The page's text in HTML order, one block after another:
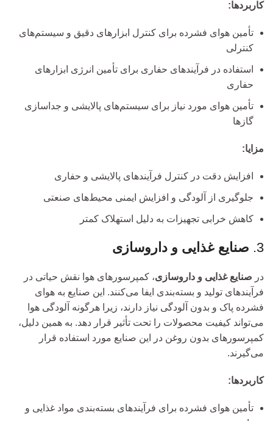
کاربردها:
تأمین هوای فشرده برای کنترل ابزارهای دقیق و سیستم‌های
کنترلی
استفاده در فرآیندهای حفاری برای تأمین انرژی ابزارهای
حفاری
تأمین هوای مورد نیاز برای سیستم‌های پالایشی و جداسازی
گازها
مزایا:
افزایش دقت در کنترل فرآیندهای پالایشی و حفاری
جلوگیری از آلودگی و افزایش ایمنی محیط‌های صنعتی
کاهش خرابی تجهیزات به دلیل استهلاک کمتر
3. صنایع غذایی و داروسازی
در صنایع غذایی و داروسازی، کمپرسورهای هوا نقش حیاتی در
فرآیندهای تولید و بسته‌بندی ایفا می‌کنند. این صنایع به هوای
فشرده پاک و بدون آلودگی نیاز دارند، زیرا هرگونه آلودگی هوا
می‌تواند کیفیت محصولات را تحت تأثیر قرار دهد. به همین دلیل،
کمپرسورهای بدون روغن در این صنایع مورد استفاده قرار
می‌گیرند.
کاربردها:
تأمین هوای فشرده برای فرآیندهای بسته‌بندی مواد غذایی و